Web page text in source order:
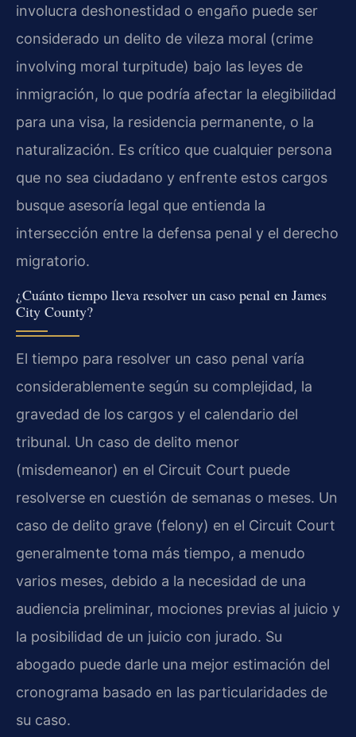
involucra deshonestidad o engaño puede ser
considerado un delito de vileza moral (crime
involving moral turpitude) bajo las leyes de
inmigración, lo que podría afectar la elegibilidad
para una visa, la residencia permanente, o la
naturalización. Es crítico que cualquier persona
que no sea ciudadano y enfrente estos cargos
busque asesoría legal que entienda la
intersección entre la defensa penal y el derecho
migratorio.
¿Cuánto tiempo lleva resolver un caso penal en James
City County?
El tiempo para resolver un caso penal varía
considerablemente según su complejidad, la
gravedad de los cargos y el calendario del
tribunal. Un caso de delito menor
(misdemeanor) en el Circuit Court puede
resolverse en cuestión de semanas o meses. Un
caso de delito grave (felony) en el Circuit Court
generalmente toma más tiempo, a menudo
varios meses, debido a la necesidad de una
audiencia preliminar, mociones previas al juicio y
la posibilidad de un juicio con jurado. Su
abogado puede darle una mejor estimación del
cronograma basado en las particularidades de
su caso.